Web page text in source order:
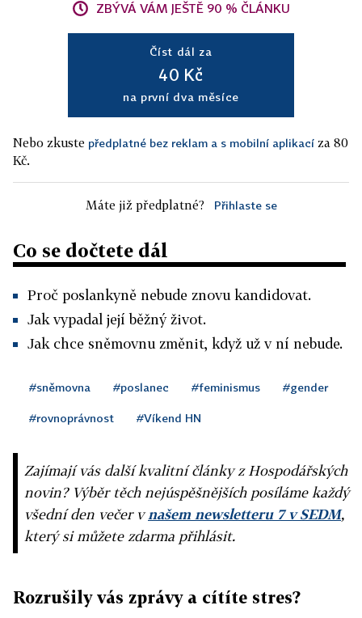
ZBÝVÁ VÁM JEŠTĚ 90 % ČLÁNKU
Číst dál za
40 Kč
na první dva měsíce
Nebo zkuste předplatné bez reklam a s mobilní aplikací za 80
Kč.
Máte již předplatné? Přihlaste se
Co se dočtete dál
Proč poslankyně nebude znovu kandidovat.
Jak vypadal její běžný život.
Jak chce sněmovnu změnit, když už v ní nebude.
#sněmovna #poslanec #feminismus #gender
#rovnoprávnost #Víkend HN
Zajímají vás další kvalitní články z Hospodářských
novin? Výběr těch nejúspěšnějších posíláme každý
všední den večer vnašem newsletteru 7 v SEDM,
který si můžete zdarma přihlásit.
Rozrušily vás zprávy a cítíte stres?